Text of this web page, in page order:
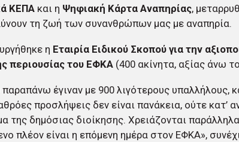
ΚΕΠΑ και η Ψηφιακή Κάρτα Αναπηρίας,
τη ζωή των συνανθρώπων μας με αναπηρία.
η Εταιρία Ειδικού Σκοπού για την
περιουσίας του ΕΦΚΑ (400 ακίνητα, αξίας άνω
έγιναν με 900 λιγότερους υπαλλήλους,
προσλήψεις δεν είναι πανάκεια, ούτε κατ’
της δημόσιας διοίκησης. Χρειάζονται
πλέον είναι η επόμενη ημέρα στον ΕΦΚΑ»,